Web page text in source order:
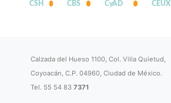
CSH CBS CyAD CEUX
Calzada del Hueso 1100, Col. Villa Quietud,
Coyoacán, C.P. 04960, Ciudad de México.
Tel. 55 54 837371